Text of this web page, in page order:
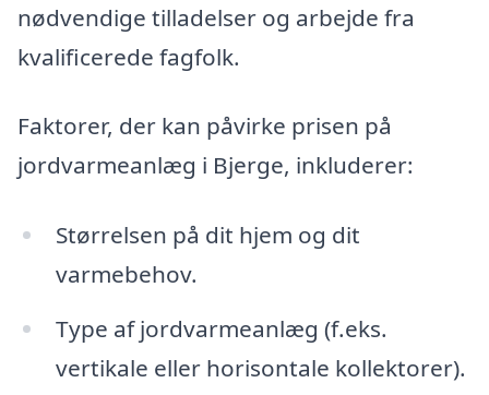
nødvendige tilladelser og arbejde fra
kvalificerede fagfolk.
Faktorer, der kan påvirke prisen på
jordvarmeanlæg i Bjerge, inkluderer:
Størrelsen på dit hjem og dit
varmebehov.
Type af jordvarmeanlæg (f.eks.
vertikale eller horisontale kollektorer).